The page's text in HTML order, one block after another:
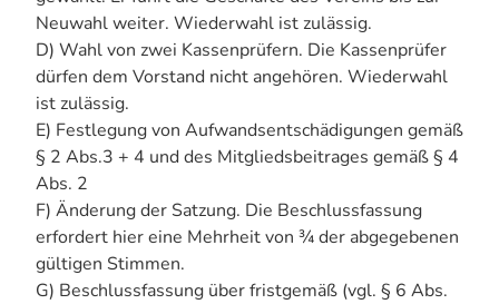
Neuwahl weiter. Wiederwahl ist zulässig.
D) Wahl von zwei Kassenprüfern. Die Kassenprüfer
dürfen dem Vorstand nicht angehören. Wiederwahl
ist zulässig.
E) Festlegung von Aufwandsentschädigungen gemäß
§ 2 Abs.3 + 4 und des Mitgliedsbeitrages gemäß § 4
Abs. 2
F) Änderung der Satzung. Die Beschlussfassung
erfordert hier eine Mehrheit von ¾ der abgegebenen
gültigen Stimmen.
G) Beschlussfassung über fristgemäß (vgl. § 6 Abs.